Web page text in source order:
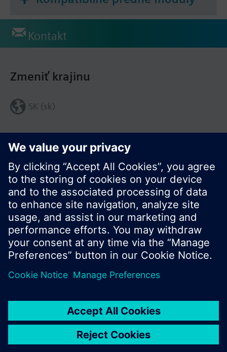
Kontakt
Zdieľať túto stránku:
Zmeniť krajinu
SK (sk)
© Siemens Switzerland Ltd. 2016
rôznych krajinách.